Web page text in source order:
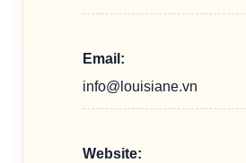
Email:
info@louisiane.vn
Website: